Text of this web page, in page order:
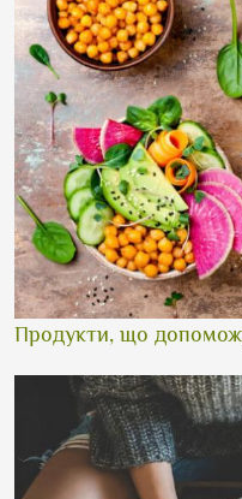
Продукти, що